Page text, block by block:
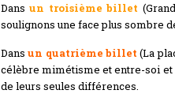
Dansun troisième billet
soulignons une face plus sombre
Dansun quatrième billet (La
célèbre mimétisme et entre-soi et
de leurs seules différences.